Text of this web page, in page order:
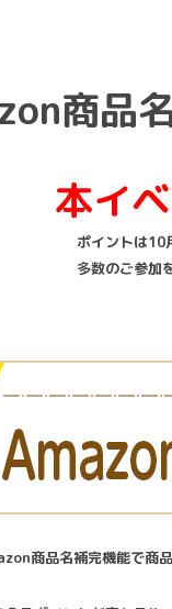
商品
本イ
ポイントは10
多数のご参加
商品名補完機能で商